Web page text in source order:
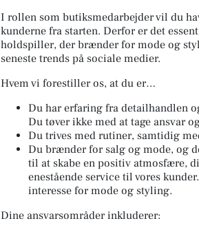
I rollen som butiksmedarbejder vil du
kunderne fra starten. Derfor er det
holdspiller, der brænder for mode og
seneste trends på sociale medier.
Hvem vi forestiller os, at du er…
Du har erfaring fra detailhandlen
Du tøver ikke med at tage ansvar
Du trives med rutiner, samtidig
Du brænder for salg og mode, og
til at skabe en positiv atmosfære,
enestående service til vores
interesse for mode og styling.
Dine ansvarsområder inkluderer: